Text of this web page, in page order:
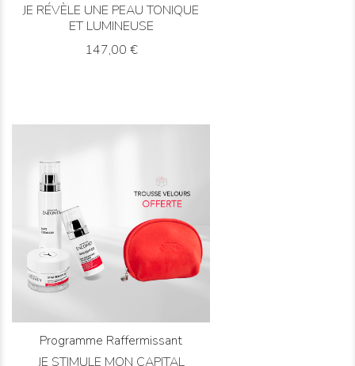
JE RÉVÈLE UNE PEAU TONIQUE
ET LUMINEUSE
Prix
147,00 €
DÉCOUVRIR
Programme Raffermissant
JE STIMULE MON CAPITAL